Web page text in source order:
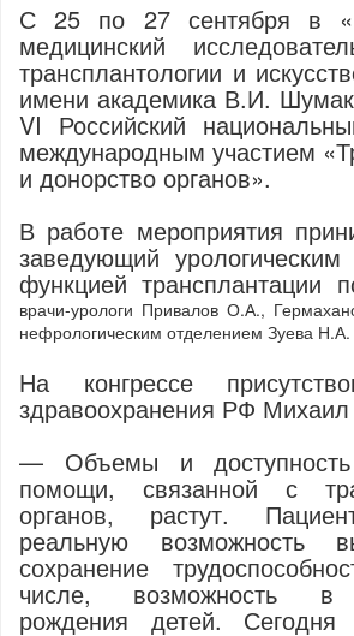
С 25 по 27 сентября в
медицинский
трансплантологии и
имени академика В.И.
VI Российский
международным участием
и донорство органов».
В работе мероприятия
заведующий урологическим
функцией трансплантации
врачи-урологи Привалов О.А.,
нефрологическим отделением Зуева Н.А.
На конгрессе
здравоохранения РФ
— Объемы и доступность
помощи, связанной с
органов, растут.
реальную возможность
сохранение
числе, возможность в
рождения детей.